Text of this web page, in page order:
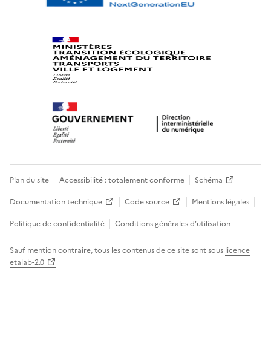
Plan du site Accessibilité : totalement conforme
Schéma
Documentation technique
Code source
Mentions légales
Politique de confidentialité
Conditions générales d’utilisation
Sauf mention contraire, tous les contenus de ce site sont sous licence
etalab-2.0